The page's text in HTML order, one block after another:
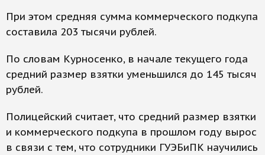
При этом средняя сумма коммерческого подкупа
составила 203 тысячи рублей.
По словам Курносенко, в начале текущего года
средний размер взятки уменьшился до 145 тысяч
рублей.
Полицейский считает, что средний размер взятки
и коммерческого подкупа в прошлом году вырос
в связи с тем, что сотрудники ГУЭБиПК научились